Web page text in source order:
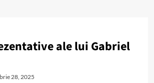
ale lui Gabriel
28, 2025